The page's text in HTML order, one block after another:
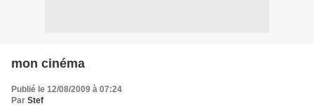
mon cinéma
Publié le 12/08/2009 à 07:24
Par Stef